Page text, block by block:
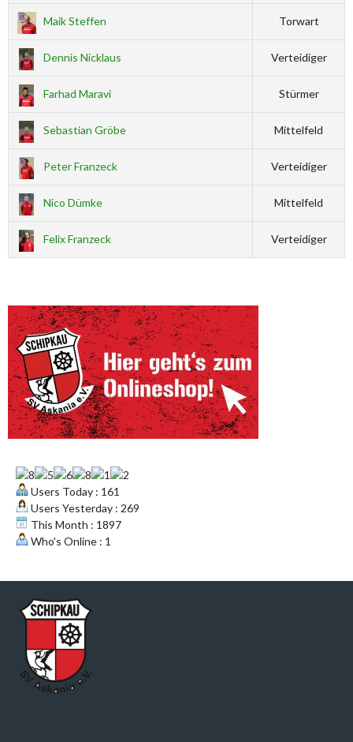
Maik Steffen Torwart
Dennis Nicklaus Verteidiger
Farhad Maravi Stürmer
Sebastian Gröbe Mittelfeld
Peter Franzeck Verteidiger
Nico Dümke Mittelfeld
Felix Franzeck Verteidiger
Users Today : 161
Users Yesterday : 269
This Month : 1897
Who's Online : 1